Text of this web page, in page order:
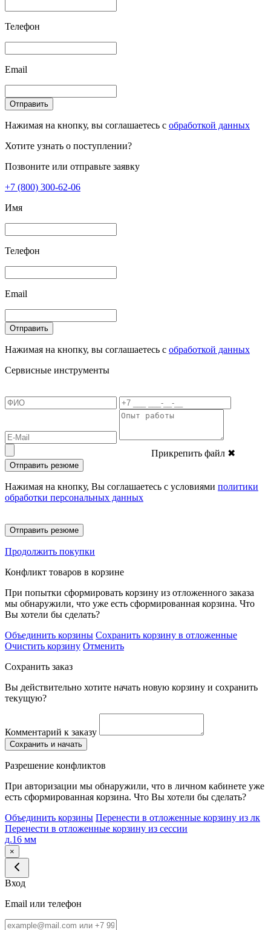
Телефон
Email
Отправить
Нажимая на кнопку, вы соглашаетесь с обработкой данных
Хотите узнать о поступлении?
Позвоните или отправьте заявку
+7 (800) 300-62-06
Имя
Телефон
Email
Отправить
Нажимая на кнопку, вы соглашаетесь с обработкой данных
Сервисные инструменты
Прикрепить файл ✖
Отправить резюме
Нажимая на кнопку, Вы соглашаетесь с условиями политики
обработки персональных данных
Отправить резюме
Продолжить покупки
Конфликт товаров в корзине
При попытки сформировать корзину из отложенного заказа
мы обнаружили, что уже есть сформированная корзина. Что
Вы хотели бы сделать?
Объединить корзины Сохранить корзину в отложенные
Очистить корзину Отменить
Сохранить заказ
Вы действительно хотите начать новую корзину и сохранить
текущую?
Комментарий к заказу
Сохранить и начать
Разрешение конфликтов
При авторизации мы обнаружили, что в личном кабинете уже
есть сформированная корзина. Что Вы хотели бы сделать?
Объединить корзины Перенести в отложенные корзину из лк
Перенести в отложенные корзину из сессии
д.16 мм
×
Вход
Email или телефон